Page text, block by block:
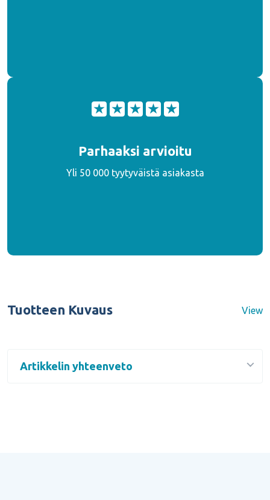
Parhaaksi arvioitu
Yli 50 000 tyytyväistä asiakasta
Tuotteen Kuvaus View
Artikkelin yhteenveto